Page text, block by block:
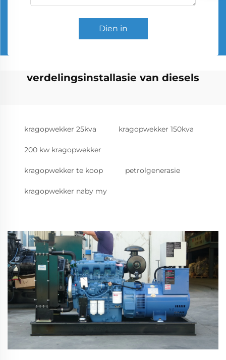
Dien in
verdelingsinstallasie van diesels
kragopwekker 25kva kragopwekker 150kva
200 kw kragopwekker
kragopwekker te koop petrolgenerasie
kragopwekker naby my